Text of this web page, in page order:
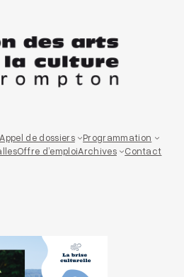
Appel de dossiers
Programmation
Offre d’emploiArchives Contact